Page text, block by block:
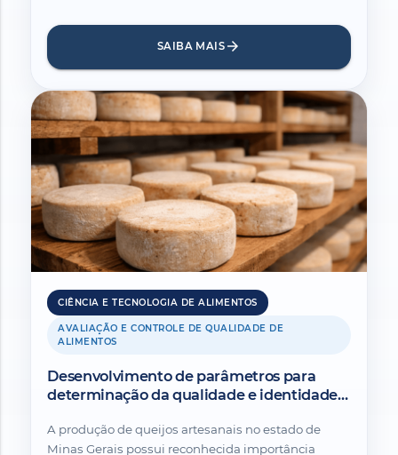
SAIBA MAIS arrow_forward
CIÊNCIA E TECNOLOGIA DE ALIMENTOS
AVALIAÇÃO E CONTROLE DE QUALIDADE DE
ALIMENTOS
Desenvolvimento de parâmetros para
determinação da qualidade e identidade
A produção de queijos artesanais no estado de
Minas Gerais possui reconhecida importância